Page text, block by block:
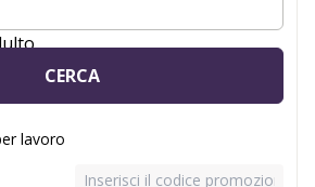
CERCA
lavoro
Inserisci il codice promozionale